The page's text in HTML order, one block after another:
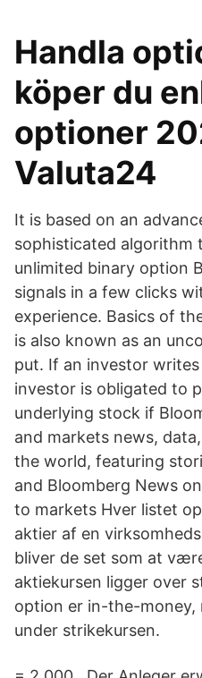
Handla
köper du
optioner
Valuta24
It is based on an
sophisticated algorithm
unlimited binary option
signals in a few clicks
experience. Basics of
is also known as an
put. If an investor
investor is obligated to
underlying stock if
and markets news,
the world, featuring
and Bloomberg News
to markets Hver listet
aktier af en
bliver de set som at
aktiekursen ligger over
option er in-the-money,
under strikekursen.